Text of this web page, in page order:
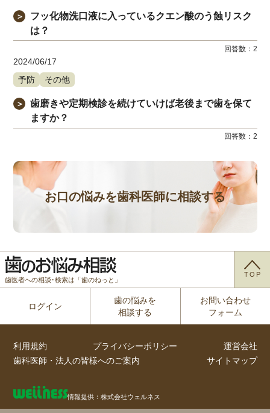
＞
フッ化物洗口液に入っているクエン酸のう蝕リスク
は？
回答数： 2
2024/06/17
予防
その他
＞
歯磨きや定期検診を続けていけば老後まで歯を保て
ますか？
回答数： 2
お口の悩みを歯科医師に相談する
歯医者への相談･検索は「歯のねっと」
TOP
ログイン
歯の悩みを
相談する
お問い合わせ
フォーム
利用規約 プライバシーポリシー
運営会社
歯科医師・法人の皆様へのご案内
サイトマップ
情報提供：株式会社ウェルネス